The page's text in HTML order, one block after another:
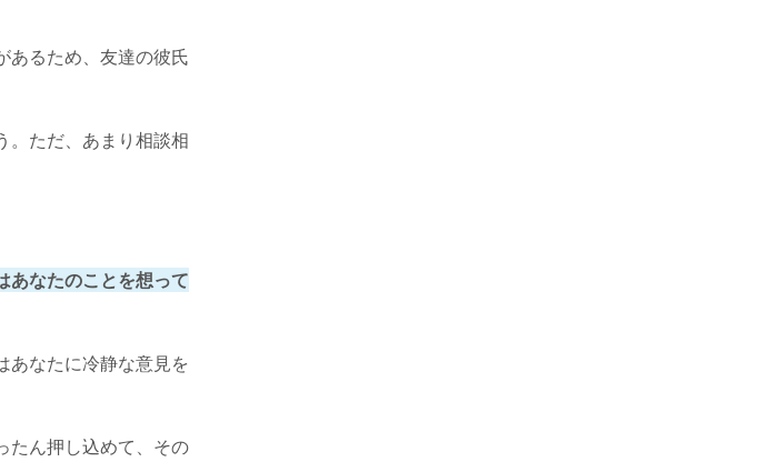
あるため、友達の彼氏
。ただ、あまり相談相
あなたのことを想って
あなたに冷静な意見を
たん押し込めて、その